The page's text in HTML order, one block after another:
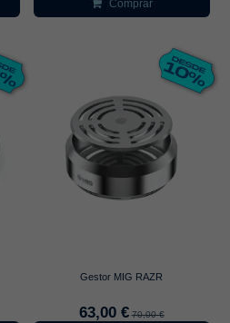
Comprar
Gestor MIG RAZR
63,00 € 70,00 €